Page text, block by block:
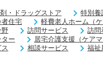
・ドラッグストア 特別養
住宅
軽費老人ホーム（ケ
訪問サービス 訪問
ー
居宅介護支援（ケアマ
相談サービス 福祉